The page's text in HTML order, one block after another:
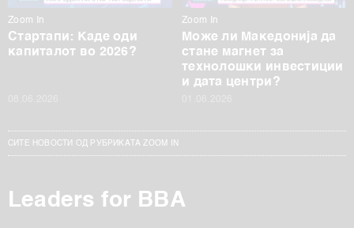
Zoom In
Стартапи: Каде оди
капиталот во 2026?
Zoom In
Може ли Македонија да
стане магнет за
технолошки инвестиции
и дата центри?
СИТЕ НОВОСТИ ОД РУБРИКАТА ZOOM IN
Leaders for BBA